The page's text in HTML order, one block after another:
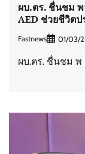
ผบ.ตร. ชื่นชม
AED ช่วยชีวิต
Fastnews 01/03/
ผบ.ตร. ชื่นชม พ